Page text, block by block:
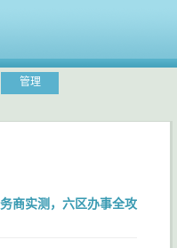
管理
商实测，六区办事全攻